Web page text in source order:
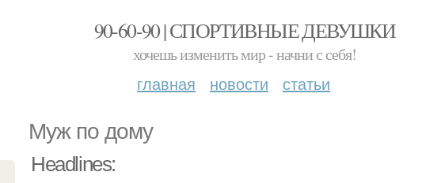
90-60-90 | СПОРТИВНЫЕ ДЕВУШКИ
хочешь изменить мир - начни с себя!
главная новости статьи
Муж по дому
Headlines: